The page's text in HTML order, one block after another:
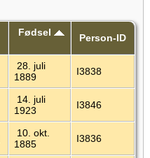
Fødsel Person-ID
28. juli
1889
I3838
14. juli
1923
I3846
10. okt.
1885
I3836